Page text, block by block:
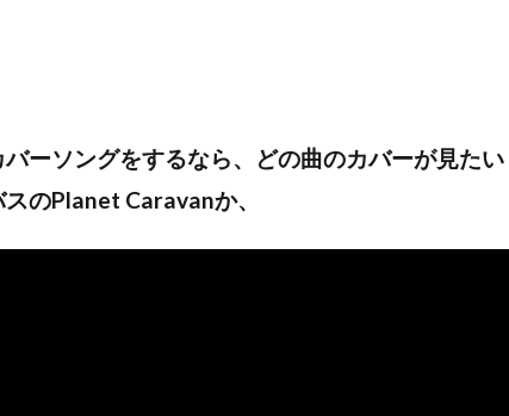
ーソングをするなら、どの曲のカバーが見たい
のPlanet Caravanか、